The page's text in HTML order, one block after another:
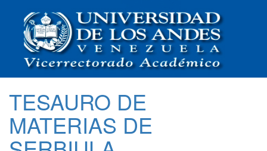
TESAURO DE
MATERIAS DE